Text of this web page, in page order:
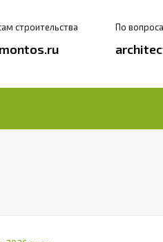
строительства По